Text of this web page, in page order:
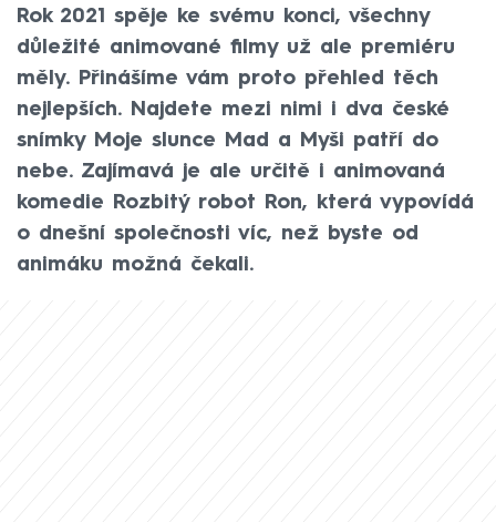
Rok 2021 spěje ke svému konci, všechny
důležité animované filmy už ale premiéru
měly. Přinášíme vám proto přehled těch
nejlepších. Najdete mezi nimi i dva české
snímky Moje slunce Mad a Myši patří do
nebe. Zajímavá je ale určitě i animovaná
komedie Rozbitý robot Ron, která vypovídá
o dnešní společnosti víc, než byste od
animáku možná čekali.